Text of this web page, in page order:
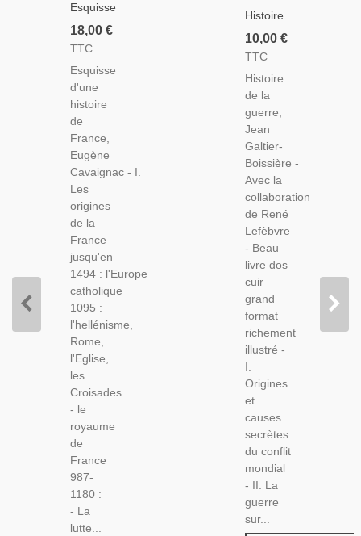
Esquisse
D'une
Histoire
France,
De 1095
À 1898,
Eugène
Cavaignac,
1910 -
Moyen
Age,
Monarchie,
Révolution,
XIXe
Siècle,
18,00 €
TTC
Esquisse
d'une
histoire
de
France,
Eugène
Cavaignac - I.
Les
origines
de la
France
jusqu'en
1494 : l'Europe
catholique
1095 :
l'hellénisme,
Rome,
l'Eglise,
les
Croisades
- le
royaume
de
France
987-
1180 :
- La
lutte...
Histoire
De La
Guerre,
Galtier-
Boissière,
1933 -
Guerre
1914-
1918,
Première
Guerre
Mondiale,
10,00 €
TTC
Histoire
de la
guerre,
Jean
Galtier-
Boissière -
Avec la
collaboration
de René
Lefèbvre
- Beau
livre dos
cuir
grand
format
richement
illustré -
I.
Origines
et
causes
secrètes
du conflit
mondial
- II. La
guerre
sur...